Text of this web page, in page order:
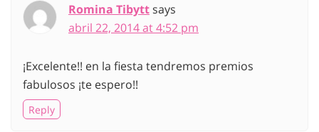
Romina Tibyttsays
abril 22, 2014 at 4:52 pm
¡Excelente!! en la fiesta tendremos premios
fabulosos ¡te espero!!
Reply